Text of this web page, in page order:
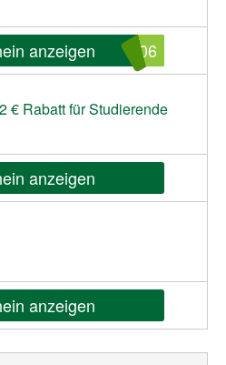
anzeigen C06
€ Rabatt für Studierende
anzeigen
anzeigen